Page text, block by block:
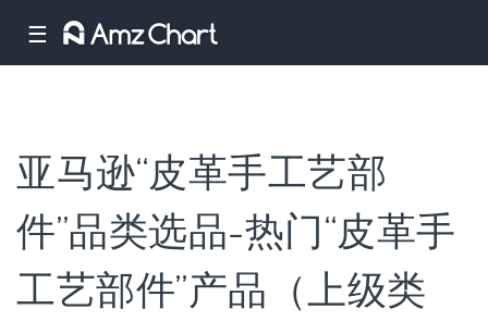
☰
亚马逊“皮革手工艺部
件”品类选品-热门“皮革手
工艺部件”产品（上级类